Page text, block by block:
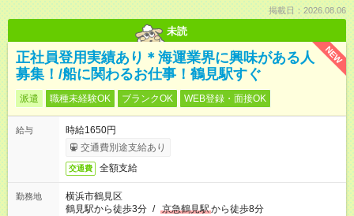
掲載日：2026.08.06
未読
NEW
正社員登用実績あり＊海運業界に興味がある人
募集！/船に関わるお仕事！鶴見駅すぐ
派遣 職種未経験OK ブランクOK WEB登録・面接OK
給与
時給1650円
交通費別途支給あり
交通費 全額支給
勤務地
横浜市鶴見区
鶴見駅から徒歩3分 / 京急鶴見駅から徒歩8分